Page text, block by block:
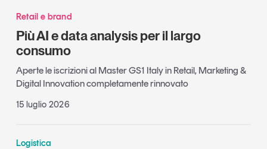
Retail e brand
Più AI e data analysis per il largo
consumo
Aperte le iscrizioni al Master GS1 Italy in Retail, Marketing &
Digital Innovation completamente rinnovato
15 luglio 2026
Logistica